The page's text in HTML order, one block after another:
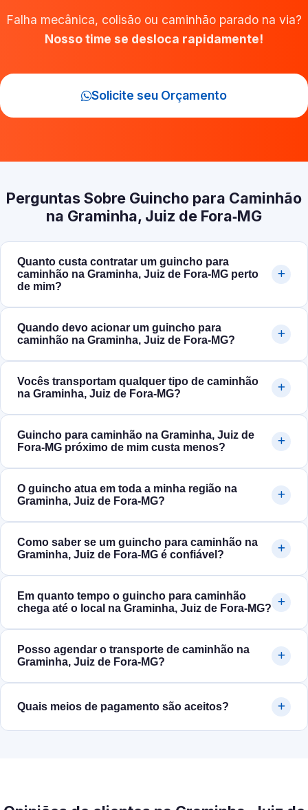
Falha mecânica, colisão ou caminhão parado na via?
Nosso time se desloca rapidamente!
Solicite seu Orçamento
Perguntas Sobre Guincho para Caminhão
na Graminha, Juiz de Fora‑MG
Quanto custa contratar um guincho para
caminhão na Graminha, Juiz de Fora‑MG perto
de mim?
Quando devo acionar um guincho para
caminhão na Graminha, Juiz de Fora‑MG?
Vocês transportam qualquer tipo de caminhão
na Graminha, Juiz de Fora‑MG?
Guincho para caminhão na Graminha, Juiz de
Fora‑MG próximo de mim custa menos?
O guincho atua em toda a minha região na
Graminha, Juiz de Fora‑MG?
Como saber se um guincho para caminhão na
Graminha, Juiz de Fora‑MG é confiável?
Em quanto tempo o guincho para caminhão
chega até o local na Graminha, Juiz de Fora‑MG?
Posso agendar o transporte de caminhão na
Graminha, Juiz de Fora‑MG?
Quais meios de pagamento são aceitos?